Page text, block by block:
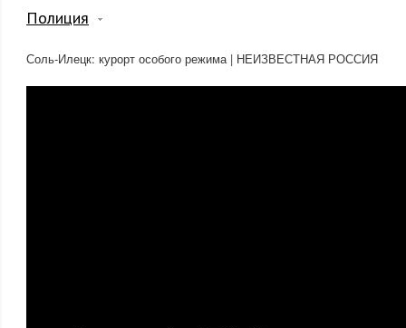
Полиция
Соль-Илецк: курорт особого режима | НЕИЗВЕСТНАЯ РОССИЯ